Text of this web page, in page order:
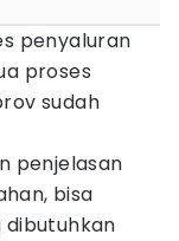
penyaluran
proses
sudah
penjelasan
bisa